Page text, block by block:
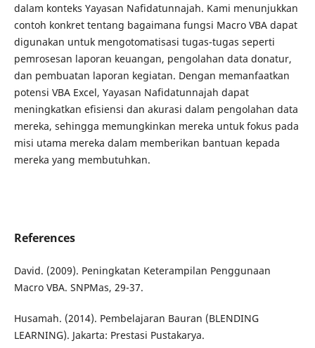
dalam konteks Yayasan Nafidatunnajah. Kami menunjukkan
contoh konkret tentang bagaimana fungsi Macro VBA dapat
digunakan untuk mengotomatisasi tugas-tugas seperti
pemrosesan laporan keuangan, pengolahan data donatur,
dan pembuatan laporan kegiatan. Dengan memanfaatkan
potensi VBA Excel, Yayasan Nafidatunnajah dapat
meningkatkan efisiensi dan akurasi dalam pengolahan data
mereka, sehingga memungkinkan mereka untuk fokus pada
misi utama mereka dalam memberikan bantuan kepada
mereka yang membutuhkan.
References
David. (2009). Peningkatan Keterampilan Penggunaan
Macro VBA. SNPMas, 29-37.
Husamah. (2014). Pembelajaran Bauran (BLENDING
LEARNING). Jakarta: Prestasi Pustakarya.